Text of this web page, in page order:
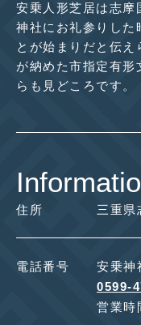
安乗人形芝居は志摩
神社にお礼参りした
とが始まりだと伝
が納めた市指定有形
らも見どころです。
住所 三重県
電話番号
安乗神
0599-
営業時